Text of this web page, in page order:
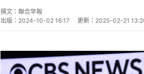
撰文： 聯合早報
出版： 2024-10-02 16:17 更新： 2025-02-21